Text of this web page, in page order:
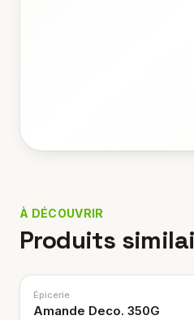
À DÉCOUVRIR
Produits
Épicerie
Amande Deco. 350G